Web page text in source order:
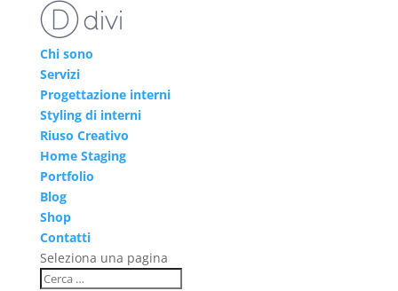
Chi sono
Servizi
Progettazione interni
Styling di interni
Riuso Creativo
Home Staging
Portfolio
Blog
Shop
Contatti
Seleziona una pagina